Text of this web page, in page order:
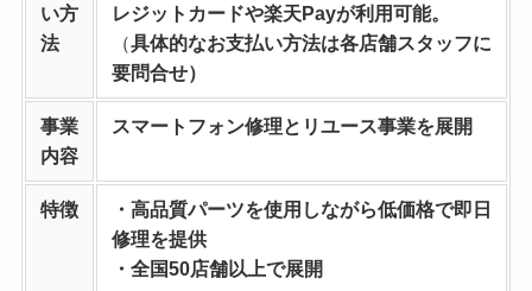
い方
法
レジットカードや楽天Payが利用可能。
（具体的なお支払い方法は各店舗スタッフに
要問合せ）
事業
内容
スマートフォン修理とリユース事業を展開
特徴
・高品質パーツを使用しながら低価格で即日
修理を提供
・全国50店舗以上で展開